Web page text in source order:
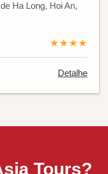
Ha Long, Hoi An,
★★★★
Detalhe
Tours?